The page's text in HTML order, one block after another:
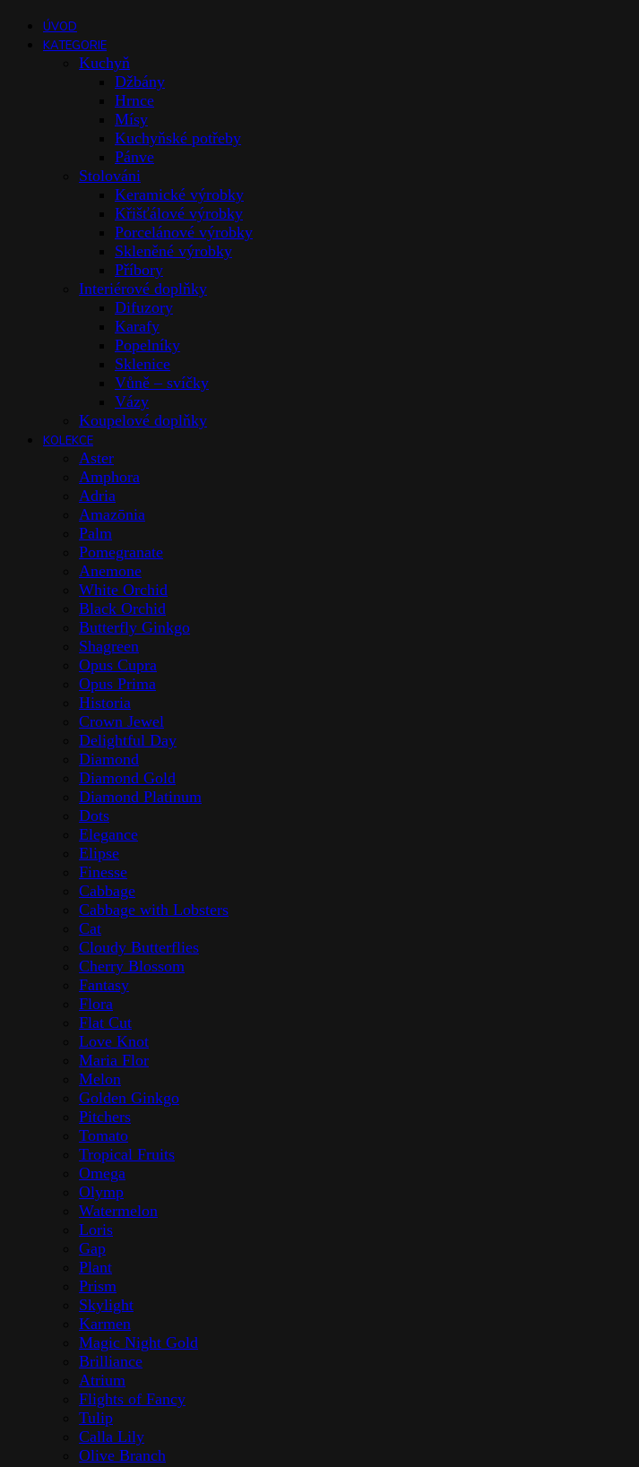
ÚVOD
KATEGORIE
Kuchyň
Džbány
Hrnce
Mísy
Kuchyňské potřeby
Pánve
Stolováni
Keramické výrobky
Křišťálové výrobky
Porcelánové výrobky
Skleněné výrobky
Příbory
Interiérové doplňky
Difuzory
Karafy
Popelníky
Sklenice
Vůně – svíčky
Vázy
Koupelové doplňky
KOLEKCE
Aster
Amphora
Adria
Amazōnia
Palm
Pomegranate
Anemone
White Orchid
Black Orchid
Butterfly Ginkgo
Shagreen
Opus Cupra
Opus Prima
Historia
Crown Jewel
Delightful Day
Diamond
Diamond Gold
Diamond Platinum
Dots
Elegance
Elipse
Finesse
Cabbage
Cabbage with Lobsters
Cat
Cloudy Butterflies
Cherry Blossom
Fantasy
Flora
Flat Cut
Love Knot
Maria Flor
Melon
Golden Ginkgo
Pitchers
Tomato
Tropical Fruits
Omega
Olymp
Watermelon
Loris
Gap
Plant
Prism
Skylight
Karmen
Magic Night Gold
Brilliance
Atrium
Flights of Fancy
Tulip
Calla Lily
Olive Branch